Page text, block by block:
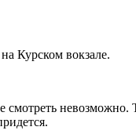
Курском вокзале.